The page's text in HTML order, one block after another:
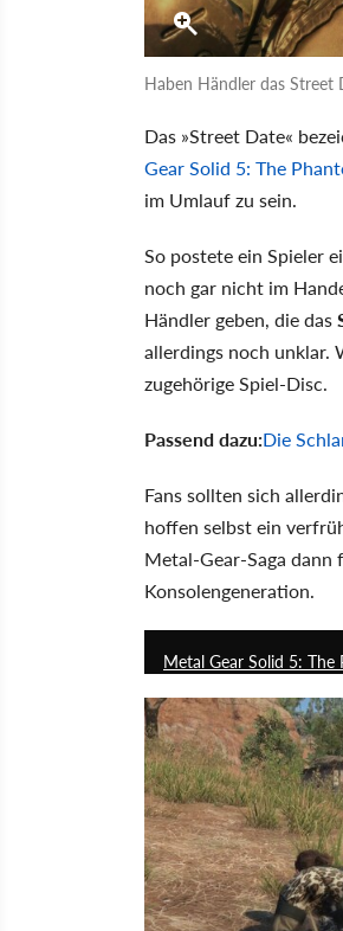
Haben Händler das Street
Das »Street Date«
Gear Solid 5: The
im Umlauf zu sein.
So postete ein Spieler
noch gar nicht im
Händler geben, die das
allerdings noch unklar.
zugehörige Spiel-Disc.
Passend dazu:Die
Fans sollten sich
hoffen selbst ein
Metal-Gear-Saga dann
Konsolengeneration.
Metal Gear Solid 5: The